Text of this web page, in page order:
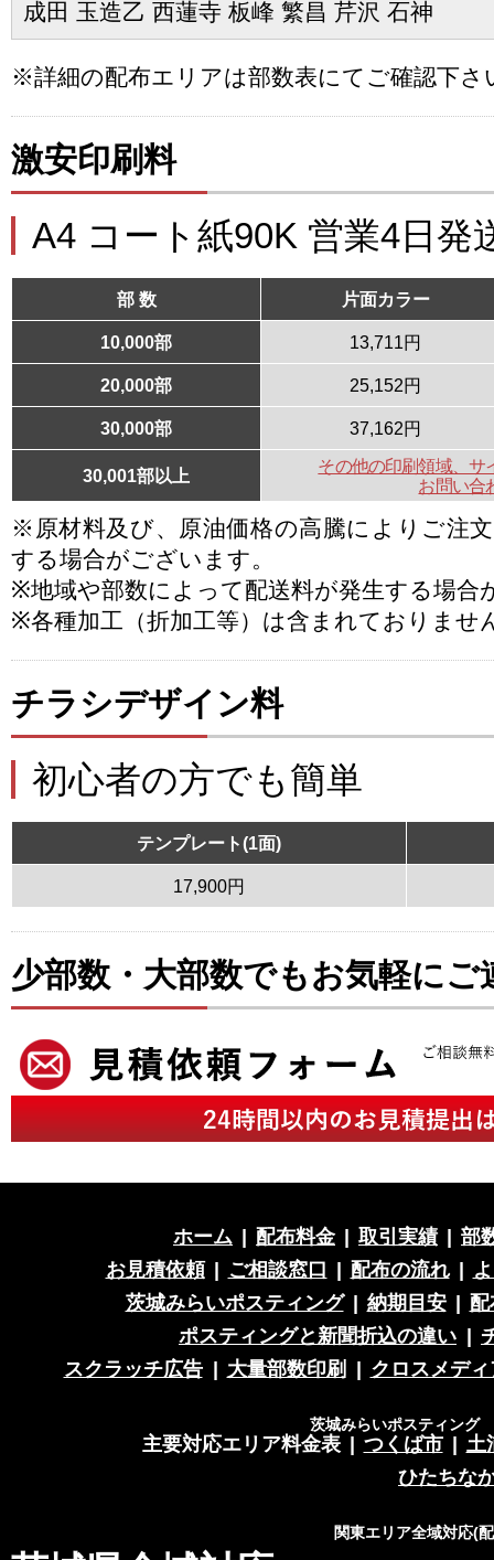
成田 玉造乙 西蓮寺 板峰 繁昌 芹沢 石神
※詳細の配布エリアは部数表にてご確認下さ
激安印刷料
A4 コート紙90K 営業4日発
部 数 片面カラー
10,000部 13,711円
20,000部 25,152円
30,000部 37,162円
30,001部以上
その他の印刷領域、サ
お問い合
※原材料及び、原油価格の高騰によりご注
する場合がございます。
※地域や部数によって配送料が発生する場合
※各種加工（折加工等）は含まれておりませ
チラシデザイン料
初心者の方でも簡単
テンプレート(1面)
17,900円
少部数・大部数でもお気軽にご
ホーム 配布料金 取引実績
部
お見積依頼
ご相談窓口 配布の流れ
茨城みらいポスティング
納期目安
ポスティングと新聞折込の違い
スクラッチ広告
大量部数印刷 クロスメディ
茨城みらいポスティング
主要対応エリア料金表 つくば市
土
ひたちな
関東エリア全域対応(